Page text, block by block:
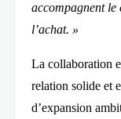
accompagnent le
l’achat. »
La collaboration
relation solide et
d’expansion